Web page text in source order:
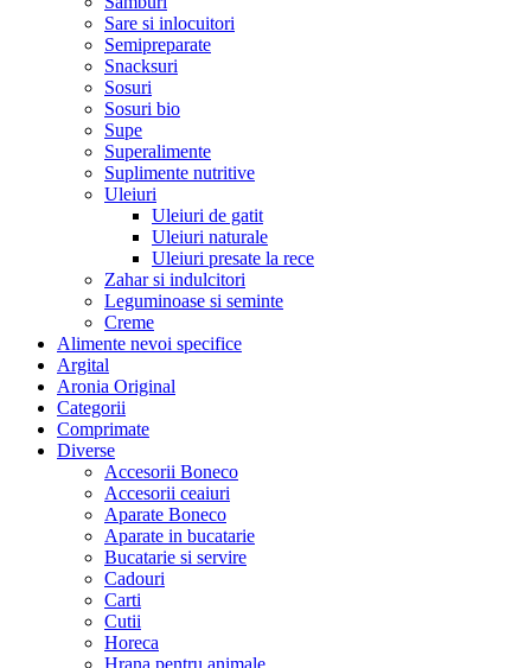
Sare si inlocuitori
Semipreparate
Snacksuri
Sosuri
Sosuri bio
Supe
Superalimente
Suplimente nutritive
Uleiuri
Uleiuri de gatit
Uleiuri naturale
Uleiuri presate la rece
Zahar si indulcitori
Leguminoase si seminte
Creme
Alimente nevoi specifice
Argital
Aronia Original
Categorii
Comprimate
Diverse
Accesorii Boneco
Accesorii ceaiuri
Aparate Boneco
Aparate in bucatarie
Bucatarie si servire
Cadouri
Carti
Cutii
Horeca
Hrana pentru animale